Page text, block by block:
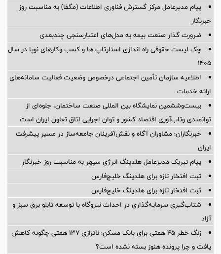
پیام مدیرعامل مرکز گسترش فناوری اطلاعات (مگفا) به مناسبت روز
خبرنگار
ضرورت گذار صنعت بیمه به مدل‌های اعتبارسنجی چندبعدی
چک لیست حقوقی راه اندازی استارتاپ ها و کسب وکارهای نوپا در سال
۱۴۰۵
اطلاعیه سازمان تأمین اجتماعی درخصوص وضعیت فعالیت سامانه‌های
ارائه خدمات
بیست‌وششمین نمایشگاه بین المللی صنعت ساختمان، جلوه‌ای از
توانمندی وتاب‌آوری اقتصاد کشور و توان اجرایی اتاق تعاون ایران است
خبرنگاران؛ مشاوران آگاه و نقش‌آفرینان جامعه‌ساز در مسیر پیشرفت
ایران
پیام تبریک مدیرعامل هلدینگ انرژی سپهر به مناسبت روز خبرنگار
ثبت افتخار تازه برای هلدینگ خلیج‌فارس
ثبت افتخار تازه برای هلدینگ خلیج‌فارس
شتاب‌گیری سرمایه‌گذاری در احداث نیروگاه با توسعه تابلو برق سبز و
آزاد
زنگ خطر ۴۵ همتی برای بانک مسکن؛ ناترازی ۱۳۷ همتی چگونه کاهش
یافت و چرا پرونده هنوز بسته نشده است؟